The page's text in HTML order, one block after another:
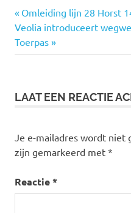
Bericht
navigatie
Vorige
bericht:
Omleiding lijn 28 Horst
Volgende
bericht:
Veolia introduceert
Toerpas
LAAT EEN REACTIE
Je e-mailadres wordt niet
zijn gemarkeerd met *
Reactie*